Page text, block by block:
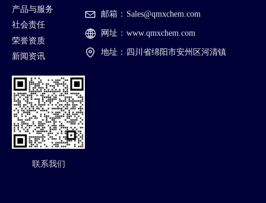
产品与服务
社会责任
荣誉资质
新闻资讯
邮箱： Sales@qmxchem.com
网址： www.qmxchem.com
地址： 四川省绵阳市安州区河清镇
联系我们